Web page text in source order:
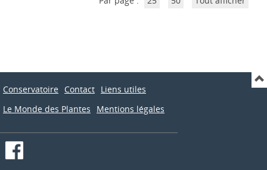
Conservatoire Contact Liens utiles
Le Monde des Plantes
Mentions légales